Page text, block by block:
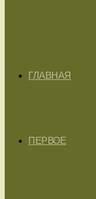
ГЛАВНАЯ
ПЕРВОЕ